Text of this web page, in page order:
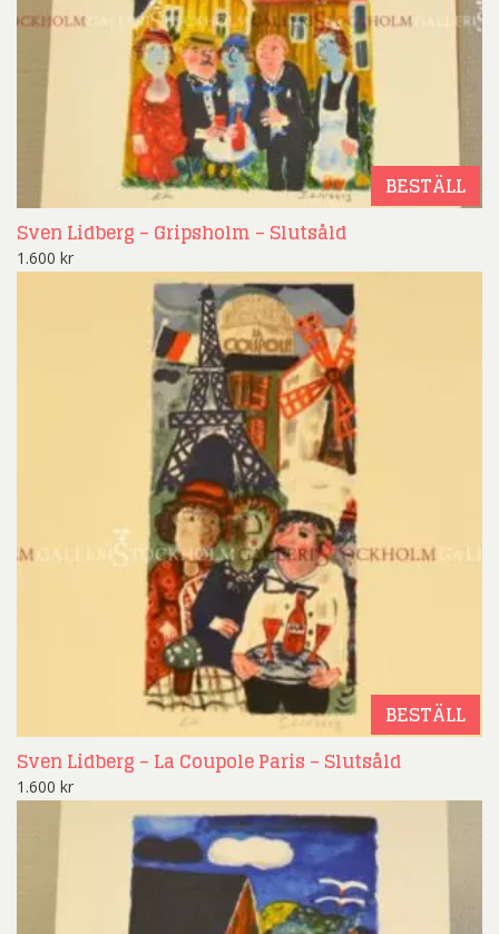
BESTÄLL
Sven Lidberg – Gripsholm – Slutsåld
1.600 kr
BESTÄLL
Sven Lidberg – La Coupole Paris – Slutsåld
1.600 kr